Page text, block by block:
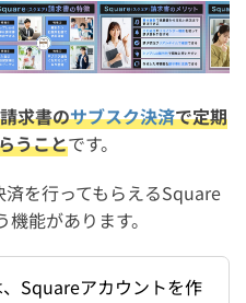
求書のサブスク決済で定期
うことです。
を行ってもらえるSquare
能があります。
Squareアカウントを作